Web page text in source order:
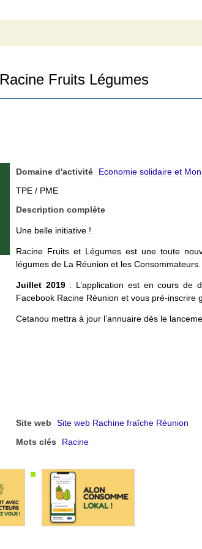
Racine Fruits Légumes
Domaine d'activité
Economie solidaire et
TPE / PME
Description complète
Une belle initiative !
Racine Fruits et Légumes est une toute
légumes de La Réunion et les
Juillet 2019: L’application est en cours de
Facebook Racine Réunion et vous pré-inscrire
Cetanou mettra à jour l’annuaire dès le
Site web
Site web Rachine fraîche Réunion
Mots clés
Racine